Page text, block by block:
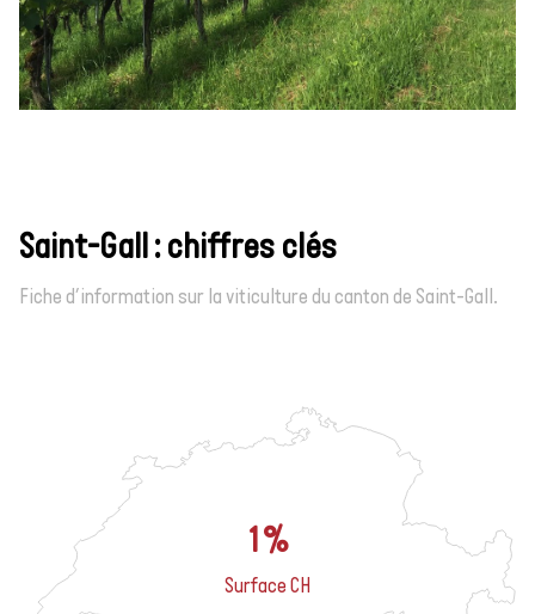
Saint-Gall : chiffres clés
Fiche d’information sur la viticulture du canton de Saint-Gall.
1%
Surface CH